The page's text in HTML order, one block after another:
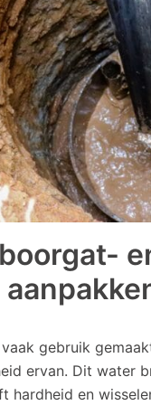
gebruik
ervan. Dit water
hardheid en